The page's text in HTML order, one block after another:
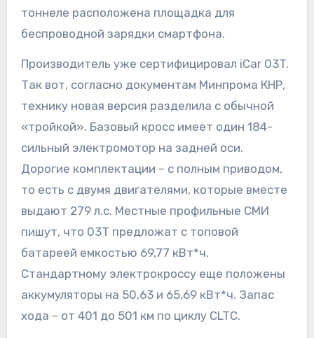
тоннеле расположена площадка для
беспроводной зарядки смартфона.
Производитель уже сертифицировал iCar 03T.
Так вот, согласно документам Минпрома КНР,
технику новая версия разделила с обычной
«тройкой». Базовый кросс имеет один 184-
сильный электромотор на задней оси.
Дорогие комплектации – с полным приводом,
то есть с двумя двигателями, которые вместе
выдают 279 л.с. Местные профильные СМИ
пишут, что 03T предложат с топовой
батареей емкостью 69,77 кВт*ч.
Стандартному электрокроссу еще положены
аккумуляторы на 50,63 и 65,69 кВт*ч. Запас
хода – от 401 до 501 км по циклу CLTC.